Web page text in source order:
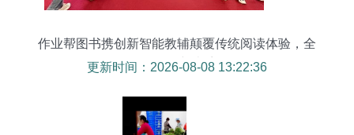
作业帮图书携创新智能教辅颠覆传统阅读体验，全
年销售量突破千万
更新时间：2026-08-08 13:22:36